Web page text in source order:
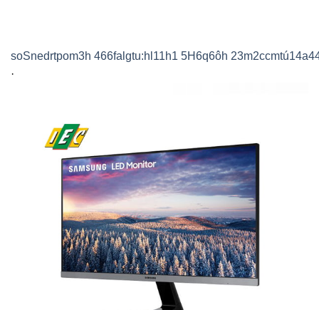
soSnedrtpom3h 466fa gtu:h 11h1 5H6q6ôh 23m2ccmtú14a4
·